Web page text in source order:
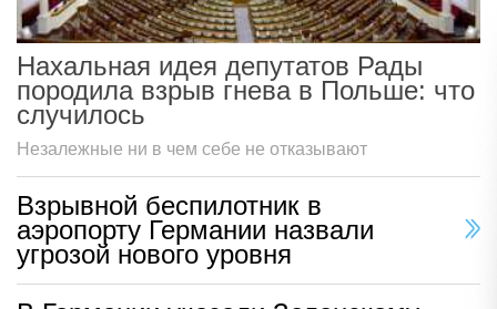
Нахальная идея депутатов Рады
породила взрыв гнева в Польше: что
случилось
Незалежные ни в чем себе не отказывают
Взрывной беспилотник в
аэропорту Германии назвали
угрозой нового уровня